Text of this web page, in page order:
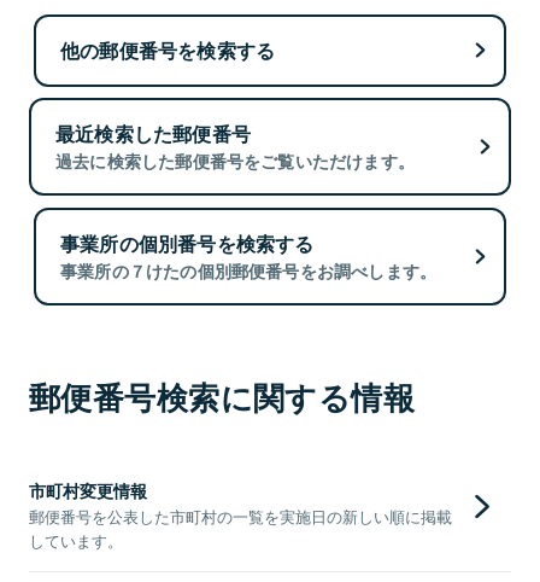
他の郵便番号を検索する
最近検索した郵便番号
過去に検索した郵便番号をご覧いただけます。
事業所の個別番号を検索する
事業所の７けたの個別郵便番号をお調べします。
郵便番号検索に関する情報
市町村変更情報
郵便番号を公表した市町村の一覧を実施日の新しい順に掲載
しています。